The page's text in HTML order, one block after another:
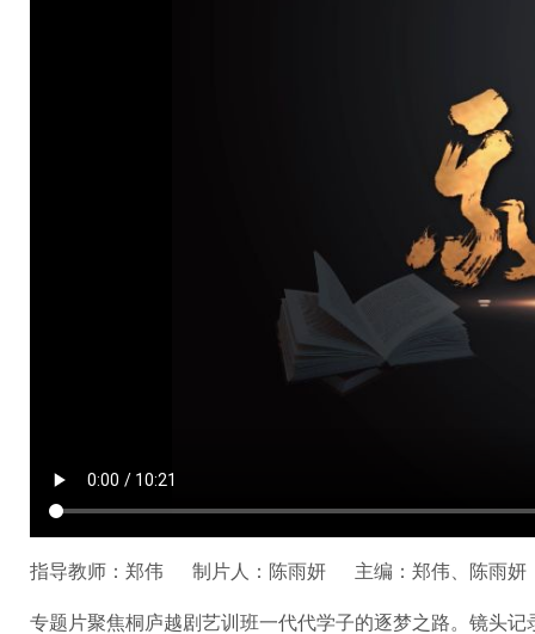
指导教师：郑伟 制片人：陈雨妍 主编：郑伟、陈雨妍
专题片聚焦桐庐越剧艺训班一代代学子的逐梦之路。镜头